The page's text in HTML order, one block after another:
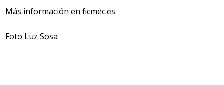
Más información en ficmec.es
Foto Luz Sosa